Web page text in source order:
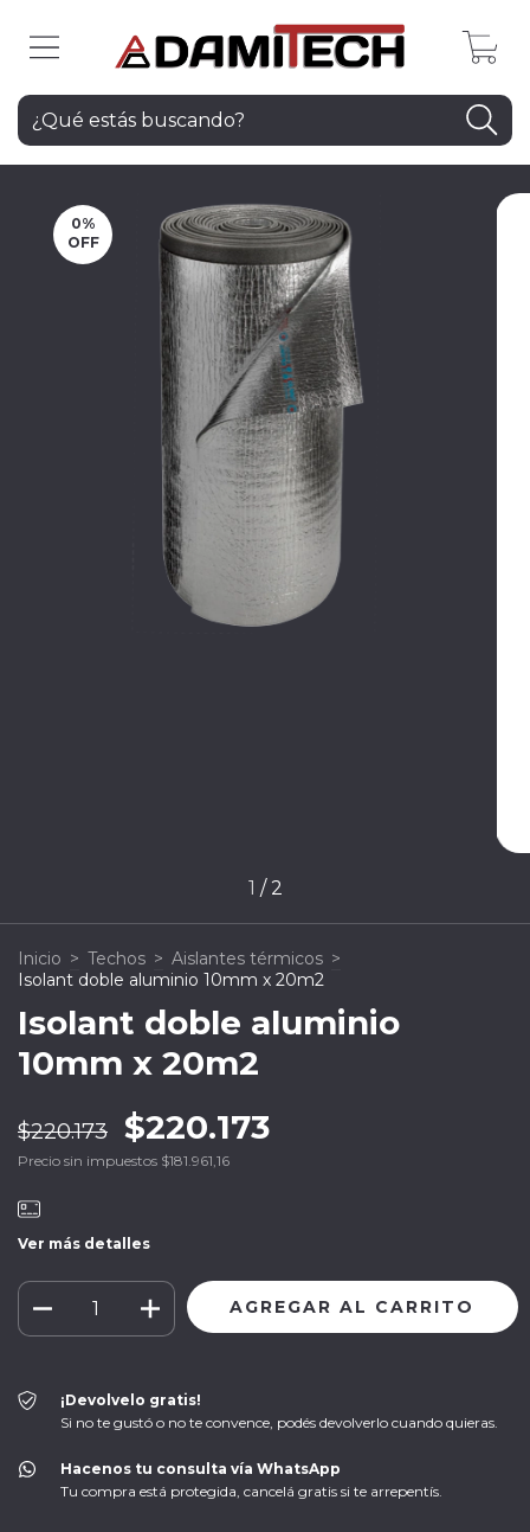
0%
OFF
1 / 2
Inicio > Techos > Aislantes térmicos >
Isolant doble aluminio 10mm x 20m2
Isolant doble aluminio
10mm x 20m2
$220.173 $220.173
Precio sin impuestos $181.961,16
Ver más detalles
¡Devolvelo gratis!
Si no te gustó o no te convence, podés devolverlo cuando quieras.
Hacenos tu consulta vía WhatsApp
Tu compra está protegida, cancelá gratis si te arrepentís.